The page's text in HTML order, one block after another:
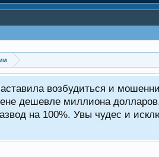
возбудиться и
дешевле миллиона
на 100%. Увы чудес и